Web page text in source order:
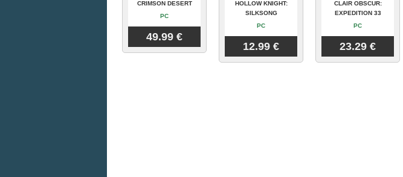
CRIMSON DESERT
PC
49.99 €
HOLLOW KNIGHT:
SILKSONG
PC
12.99 €
CLAIR OBSCUR:
EXPEDITION 33
PC
23.29 €